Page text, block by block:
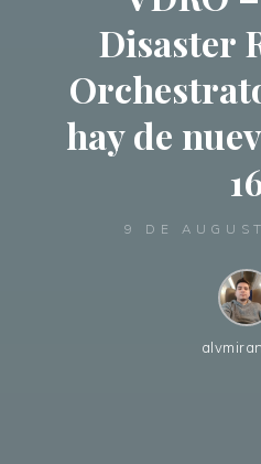
Disaster
hay de
9 DE